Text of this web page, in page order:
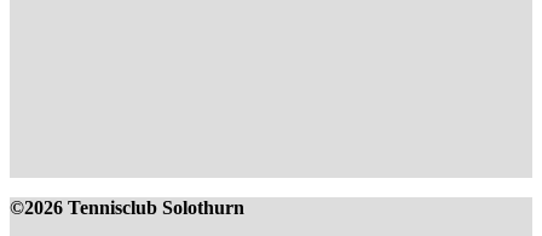
©2026 Tennisclub Solothurn